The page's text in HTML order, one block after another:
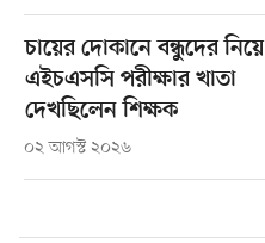
চায়ের দোকানে বন্ধুদের নিয়ে
এইচএসসি পরীক্ষার খাতা
দেখছিলেন শিক্ষক
০২ আগস্ট ২০২৬